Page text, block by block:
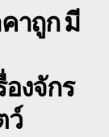
าถูก มี
องจักร
ว์